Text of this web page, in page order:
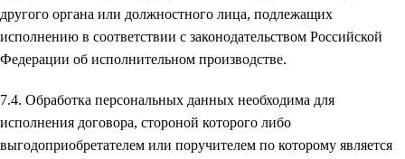
другого органа или должностного лица, подлежащих
исполнению в соответствии с законодательством Российской
Федерации об исполнительном производстве.
7.4. Обработка персональных данных необходима для
исполнения договора, стороной которого либо
выгодоприобретателем или поручителем по которому является